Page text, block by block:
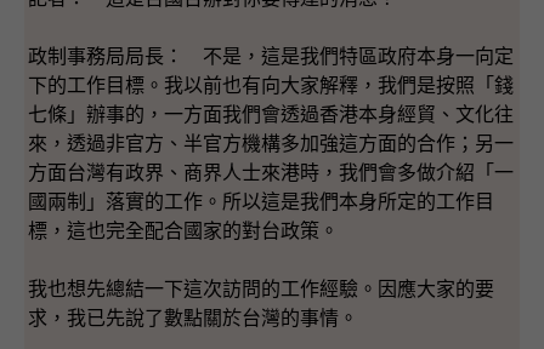
政制事務局局長： 不是，這是我們特區政府本身一向定
下的工作目標。我以前也有向大家解釋，我們是按照「錢
七條」辦事的，一方面我們會透過香港本身經貿、文化往
來，透過非官方、半官方機構多加強這方面的合作；另一
方面台灣有政界、商界人士來港時，我們會多做介紹「一
國兩制」落實的工作。所以這是我們本身所定的工作目
標，這也完全配合國家的對台政策。
我也想先總結一下這次訪問的工作經驗。因應大家的要
求，我已先說了數點關於台灣的事情。